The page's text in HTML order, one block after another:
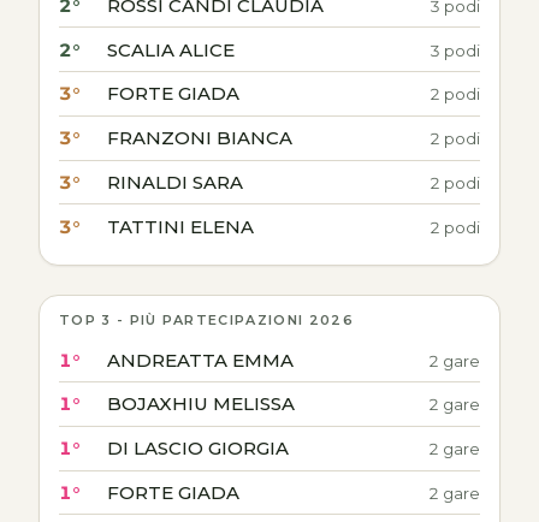
2° ROSSI CANDI CLAUDIA 3 podi
2° SCALIA ALICE 3 podi
3° FORTE GIADA 2 podi
3° FRANZONI BIANCA 2 podi
3° RINALDI SARA 2 podi
3° TATTINI ELENA 2 podi
TOP 3 - PIÙ PARTECIPAZIONI 2026
1° ANDREATTA EMMA 2 gare
1° BOJAXHIU MELISSA 2 gare
1° DI LASCIO GIORGIA 2 gare
1° FORTE GIADA 2 gare